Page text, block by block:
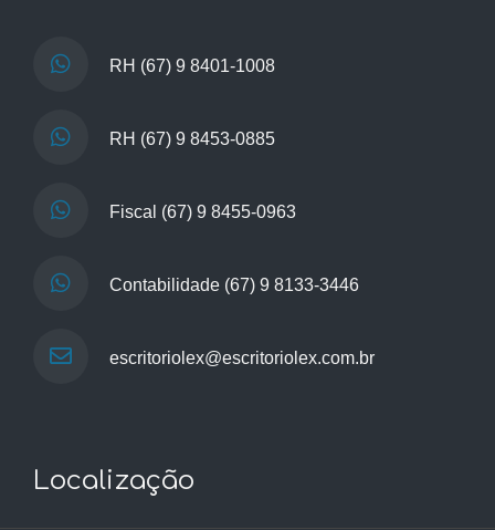
RH (67) 9 8401-1008
RH (67) 9 8453-0885
Fiscal (67) 9 8455-0963
Contabilidade (67) 9 8133-3446
escritoriolex@escritoriolex.com.br
Localização